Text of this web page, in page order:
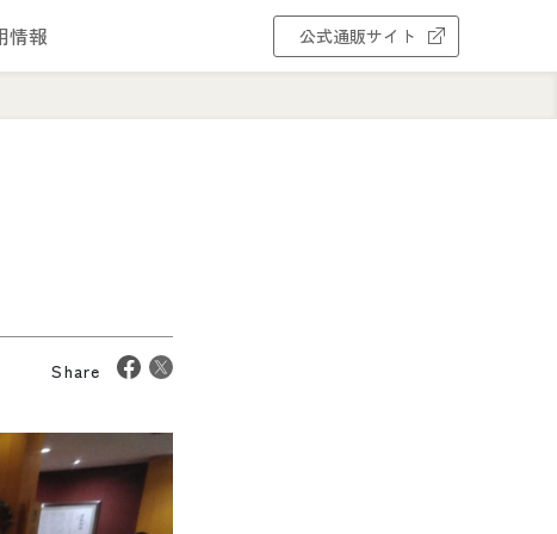
情報 公式通販サイト
Share